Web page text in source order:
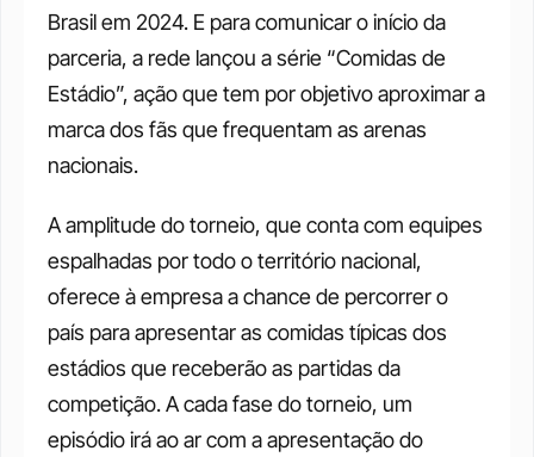
Brasil em 2024. E para comunicar o início da
parceria, a rede lançou a série “Comidas de
Estádio”, ação que tem por objetivo aproximar a
marca dos fãs que frequentam as arenas
nacionais.
A amplitude do torneio, que conta com equipes
espalhadas por todo o território nacional,
oferece à empresa a chance de percorrer o
país para apresentar as comidas típicas dos
estádios que receberão as partidas da
competição. A cada fase do torneio, um
episódio irá ao ar com a apresentação do